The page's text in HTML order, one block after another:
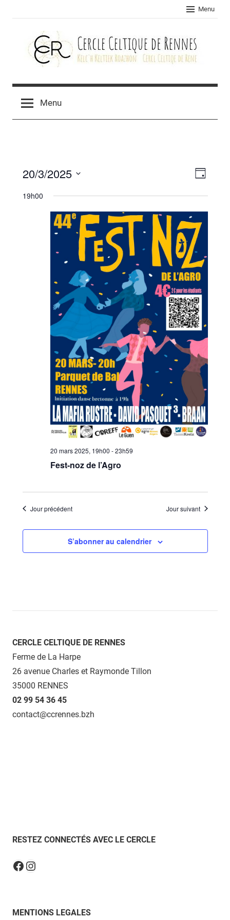
Menu
Cercle
celtique
Menu
par
Jour
20/3/2025
19h00
20 mars 2025, 19h00 -23h59
Fest-noz de l’Agro
Jour précédent Jour suivant
S’abonner au calendrier
CERCLE CELTIQUE DE RENNES
Ferme de La Harpe
26 avenue Charles et Raymonde Tillon
35000 RENNES
02 99 54 36 45
contact@ccrennes.bzh
RESTEZ CONNECTÉS AVEC LE CERCLE
Facebook
Instagram
MENTIONS LEGALES